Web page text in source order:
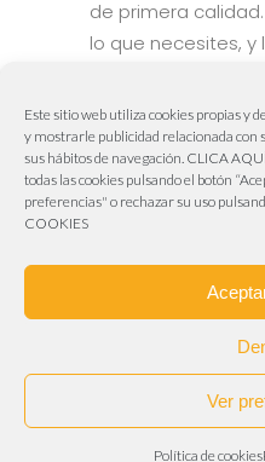
Este sitio web utiliza cookies propias y
y mostrarle publicidad relacionada con
sus hábitos de navegación. CLICA
todas las cookies pulsando el botón
preferencias" o rechazar su uso
COOKIES
Ver
Política de cookies
de primera
lo que necesites,
Aviva
955 63 00
Carretera de
(Polígono Industrial La
Alcalá de